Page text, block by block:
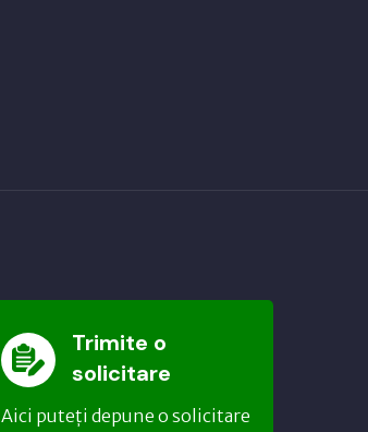
Trimite o
solicitare
Aici puteți depune o solicitare